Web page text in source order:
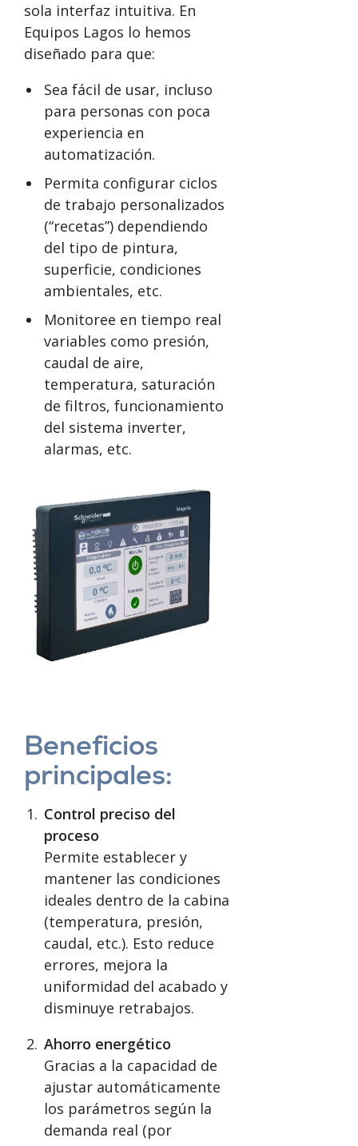
sola interfaz intuitiva. En
Equipos Lagos lo hemos
diseñado para que:
Sea fácil de usar, incluso
para personas con poca
experiencia en
automatización.
Permita configurar ciclos
de trabajo personalizados
(“recetas”) dependiendo
del tipo de pintura,
superficie, condiciones
ambientales, etc.
Monitoree en tiempo real
variables como presión,
caudal de aire,
temperatura, saturación
de filtros, funcionamiento
del sistema inverter,
alarmas, etc.
Beneficios
principales:
Control preciso del
proceso
Permite establecer y
mantener las condiciones
ideales dentro de la cabina
(temperatura, presión,
caudal, etc.). Esto reduce
errores, mejora la
uniformidad del acabado y
disminuye retrabajos.
Ahorro energético
Gracias a la capacidad de
ajustar automáticamente
los parámetros según la
demanda real (por